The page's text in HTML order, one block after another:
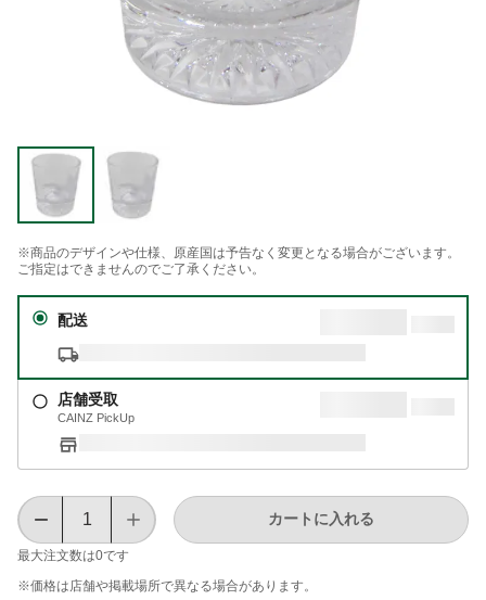
※商品のデザインや仕様、原産国は予告なく変更となる場合がございます。
ご指定はできませんのでご了承ください。
配送
店舗受取
CAINZ PickUp
最大注文数は0です
カートに入れる
※価格は​店舗や​掲載場所で​異なる​場合が​あります。